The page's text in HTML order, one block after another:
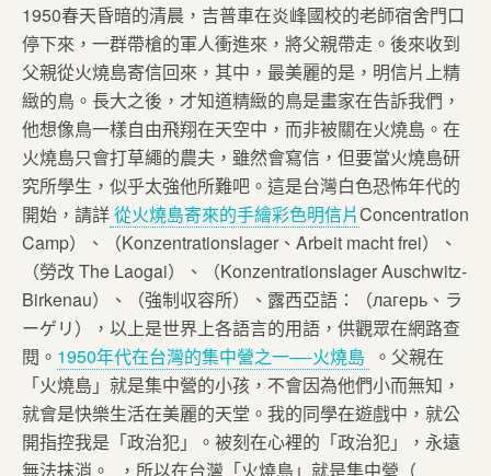
1950春天昏暗的清晨，吉普車在炎峰國校的老師宿舍門口
停下來，一群帶槍的軍人衝進來，將父親帶走。後來收到
父親從火燒島寄信回來，其中，最美麗的是，明信片上精
緻的鳥。長大之後，才知道精緻的鳥是畫家在告訴我們，
他想像鳥一樣自由飛翔在天空中，而非被關在火燒島。在
火燒島只會打草繩的農夫，雖然會寫信，但要當火燒島研
究所學生，似乎太強他所難吧。這是台灣白色恐怖年代的
開始，請詳從火燒島寄來的手繪彩色明信片Concentration
Camp）、（Konzentrationslager、Arbeit macht frei）、
（勞改 The Laogai）、（Konzentrationslager Auschwitz-
Birkenau）、（強制収容所）、露西亞語：（лагерь、ラ
ーゲリ），以上是世界上各語言的用語，供觀眾在網路查
閱。 1950年代在台灣的集中營之一—-火燒島 。父親在
「火燒島」就是集中營的小孩，不會因為他們小而無知，
就會是快樂生活在美麗的天堂。我的同學在遊戲中，就公
開指控我是「政治犯」。被刻在心裡的「政治犯」，永遠
無法抹消。 ，所以在台灣「火燒島」就是集中營（